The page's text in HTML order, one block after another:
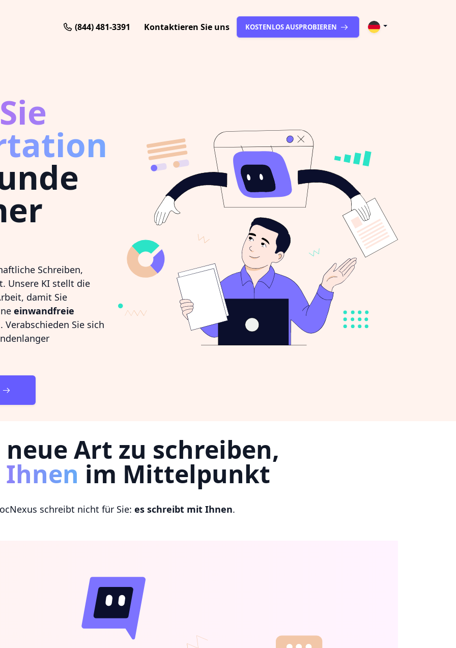
(844) 481-3391 Kontaktieren Sie uns KOSTENLOS AUSPROBIEREN
Schreiben,
Unsere KI stellt die
damit Sie
einwandfreie
Sie sich
neue Art zu schreiben,
im Mittelpunkt
schreibt nicht für Sie: es schreibt mit Ihnen.